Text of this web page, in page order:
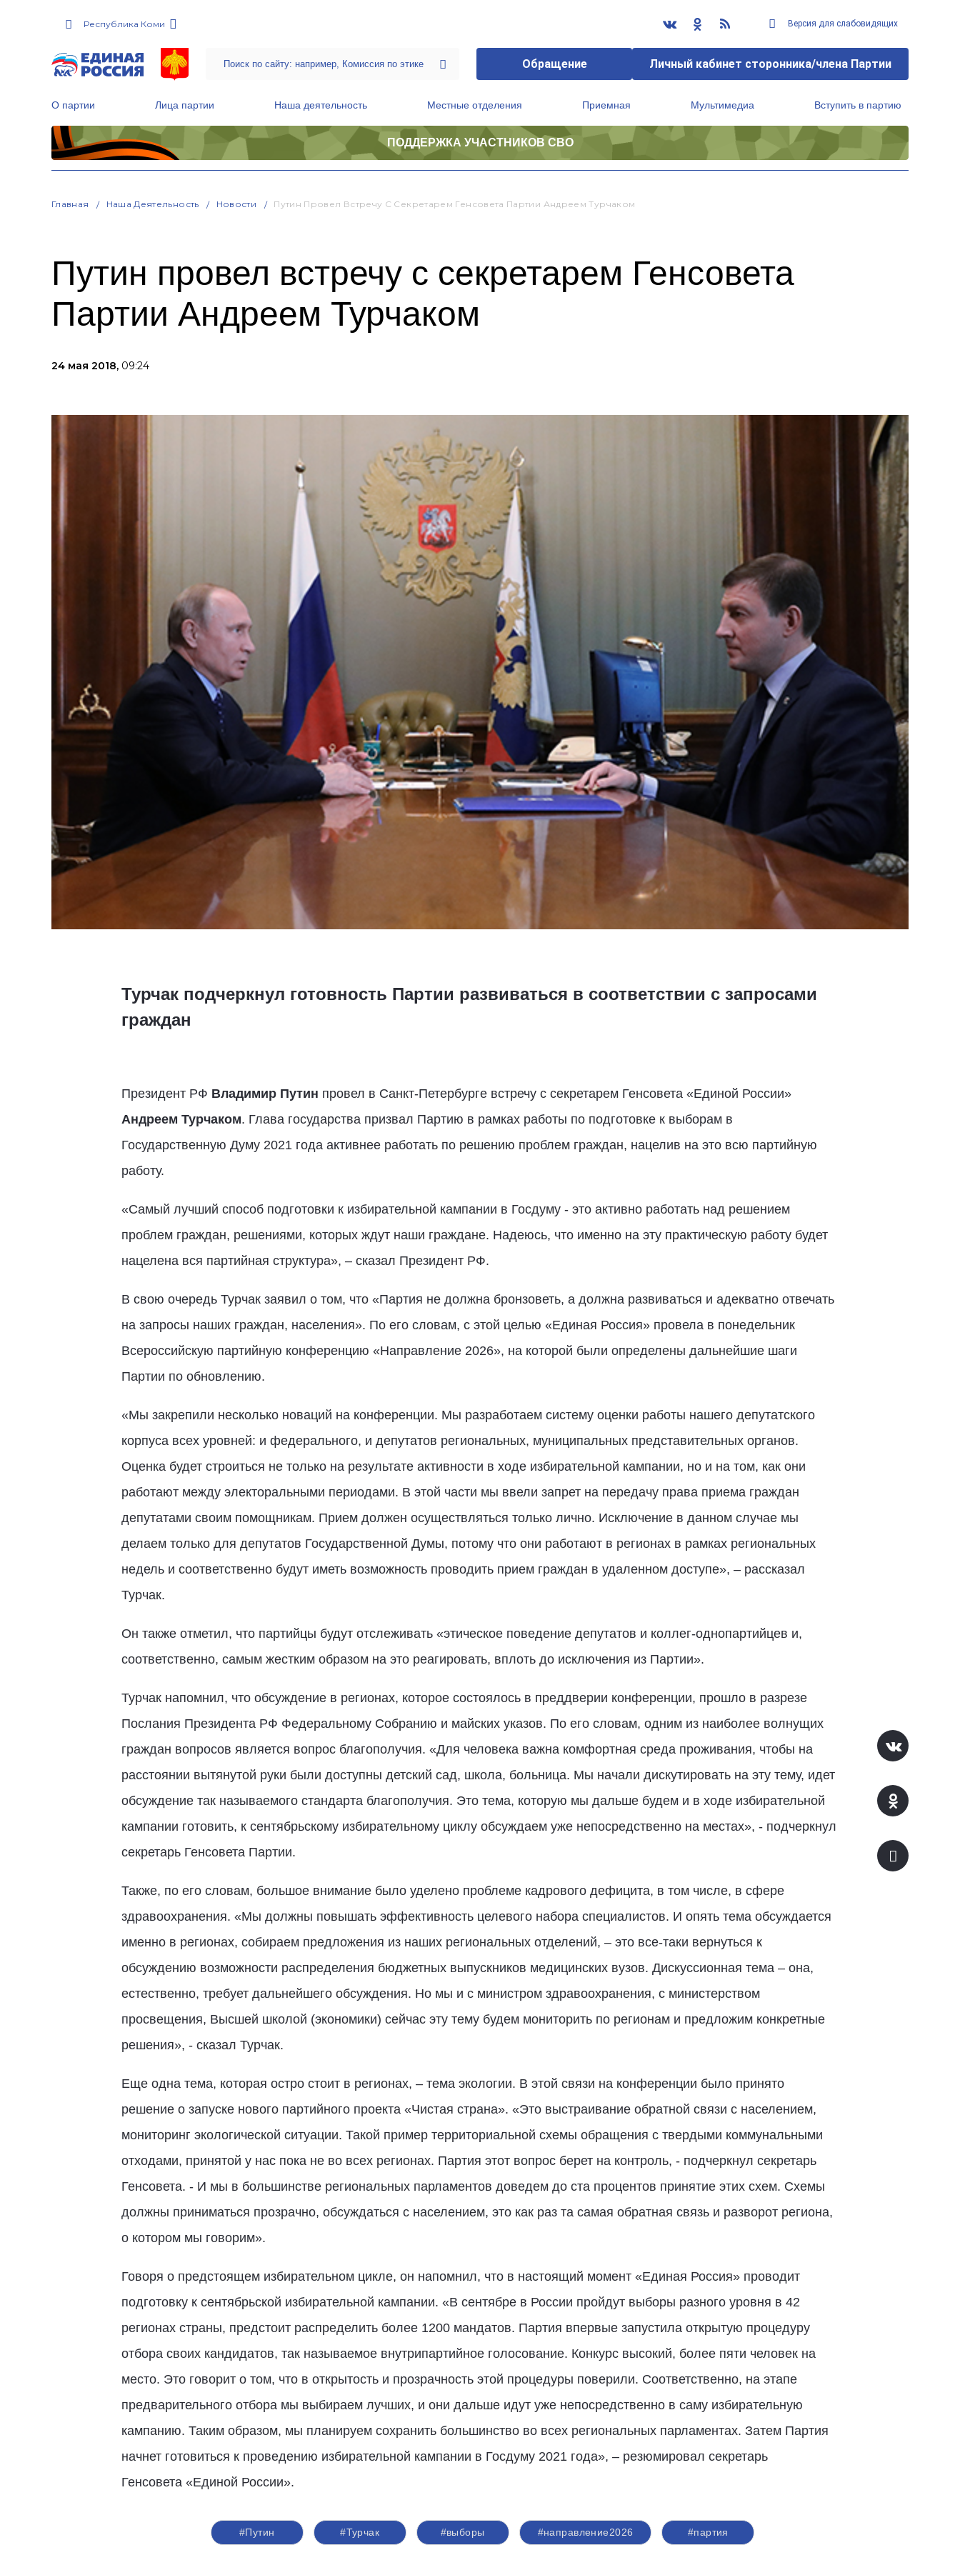
Республика Коми Версия для слабовидящих
Обращение Личный кабинет сторонника/члена Партии
О партии Лица партии Наша деятельность Местные отделения Приемная Мультимедиа Вступить в партию
ПОДДЕРЖКА УЧАСТНИКОВ СВО
Главная Наша Деятельность Новости Путин Провел Встречу С Секретарем Генсовета Партии Андреем Турчаком
Путин провел встречу с секретарем Генсовета
Партии Андреем Турчаком
24 мая 2018, 09:24
Турчак подчеркнул готовность Партии развиваться в соответствии с запросами
граждан
Президент РФ Владимир Путин провел в Санкт-Петербурге встречу с секретарем Генсовета «Единой России»
Андреем Турчаком. Глава государства призвал Партию в рамках работы по подготовке к выборам в
Государственную Думу 2021 года активнее работать по решению проблем граждан, нацелив на это всю партийную
работу.
«Самый лучший способ подготовки к избирательной кампании в Госдуму - это активно работать над решением
проблем граждан, решениями, которых ждут наши граждане. Надеюсь, что именно на эту практическую работу будет
нацелена вся партийная структура», – сказал Президент РФ.
В свою очередь Турчак заявил о том, что «Партия не должна бронзоветь, а должна развиваться и адекватно отвечать
на запросы наших граждан, населения». По его словам, с этой целью «Единая Россия» провела в понедельник
Всероссийскую партийную конференцию «Направление 2026», на которой были определены дальнейшие шаги
Партии по обновлению.
«Мы закрепили несколько новаций на конференции. Мы разработаем систему оценки работы нашего депутатского
корпуса всех уровней: и федерального, и депутатов региональных, муниципальных представительных органов.
Оценка будет строиться не только на результате активности в ходе избирательной кампании, но и на том, как они
работают между электоральными периодами. В этой части мы ввели запрет на передачу права приема граждан
депутатами своим помощникам. Прием должен осуществляться только лично. Исключение в данном случае мы
делаем только для депутатов Государственной Думы, потому что они работают в регионах в рамках региональных
недель и соответственно будут иметь возможность проводить прием граждан в удаленном доступе», – рассказал
Турчак.
Он также отметил, что партийцы будут отслеживать «этическое поведение депутатов и коллег-однопартийцев и,
соответственно, самым жестким образом на это реагировать, вплоть до исключения из Партии».
Турчак напомнил, что обсуждение в регионах, которое состоялось в преддверии конференции, прошло в разрезе
Послания Президента РФ Федеральному Собранию и майских указов. По его словам, одним из наиболее волнущих
граждан вопросов является вопрос благополучия. «Для человека важна комфортная среда проживания, чтобы на
расстоянии вытянутой руки были доступны детский сад, школа, больница. Мы начали дискутировать на эту тему, идет
обсуждение так называемого стандарта благополучия. Это тема, которую мы дальше будем и в ходе избирательной
кампании готовить, к сентябрьскому избирательному циклу обсуждаем уже непосредственно на местах», - подчеркнул
секретарь Генсовета Партии.
Также, по его словам, большое внимание было уделено проблеме кадрового дефицита, в том числе, в сфере
здравоохранения. «Мы должны повышать эффективность целевого набора специалистов. И опять тема обсуждается
именно в регионах, собираем предложения из наших региональных отделений, – это все-таки вернуться к
обсуждению возможности распределения бюджетных выпускников медицинских вузов. Дискуссионная тема – она,
естественно, требует дальнейшего обсуждения. Но мы и с министром здравоохранения, с министерством
просвещения, Высшей школой (экономики) сейчас эту тему будем мониторить по регионам и предложим конкретные
решения», - сказал Турчак.
Еще одна тема, которая остро стоит в регионах, – тема экологии. В этой связи на конференции было принято
решение о запуске нового партийного проекта «Чистая страна». «Это выстраивание обратной связи с населением,
мониторинг экологической ситуации. Такой пример территориальной схемы обращения с твердыми коммунальными
отходами, принятой у нас пока не во всех регионах. Партия этот вопрос берет на контроль, - подчеркнул секретарь
Генсовета. - И мы в большинстве региональных парламентов доведем до ста процентов принятие этих схем. Схемы
должны приниматься прозрачно, обсуждаться с населением, это как раз та самая обратная связь и разворот региона,
о котором мы говорим».
Говоря о предстоящем избирательном цикле, он напомнил, что в настоящий момент «Единая Россия» проводит
подготовку к сентябрьской избирательной кампании. «В сентябре в России пройдут выборы разного уровня в 42
регионах страны, предстоит распределить более 1200 мандатов. Партия впервые запустила открытую процедуру
отбора своих кандидатов, так называемое внутрипартийное голосование. Конкурс высокий, более пяти человек на
место. Это говорит о том, что в открытость и прозрачность этой процедуры поверили. Соответственно, на этапе
предварительного отбора мы выбираем лучших, и они дальше идут уже непосредственно в саму избирательную
кампанию. Таким образом, мы планируем сохранить большинство во всех региональных парламентах. Затем Партия
начнет готовиться к проведению избирательной кампании в Госдуму 2021 года», – резюмировал секретарь
Генсовета «Единой России».
#Путин #Турчак #выборы #направление2026 #партия